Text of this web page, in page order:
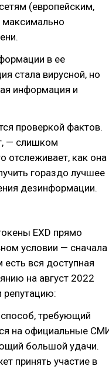
(европейским,
максимально
в ее
стала вирусной, но
информация и
проверкой фактов.
— слишком
отслеживает, как она
гораздо лучшее
дезинформации.
EXD прямо
условии — сначала
есть вся доступная
на август 2022
репутацию:
требующий
на официальные
большой удачи.
принять участие в